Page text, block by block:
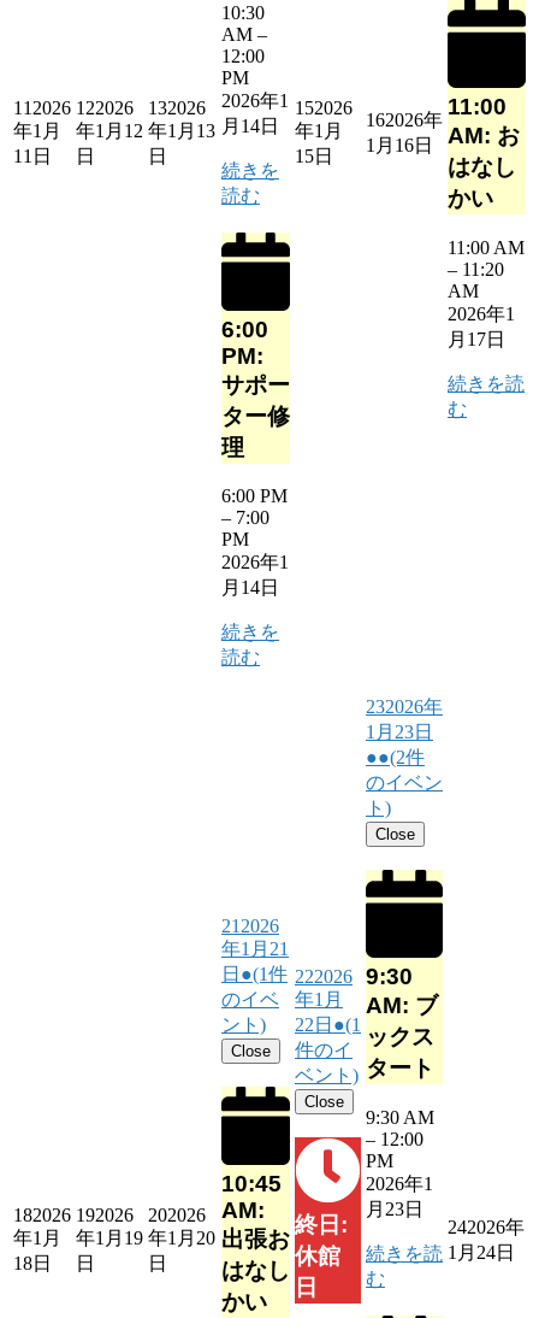
11 2026
年1月
11日
122026
年1月12
日
132026
年1月13
日
10:30
AM –
12:00
PM
2026年1
月14日
続きを
読む
6:00
PM:
サポー
ター修
理
6:00 PM
– 7:00
PM
2026年1
月14日
続きを
読む
152026
年1月
15日
162026年
1月16日
11:00
AM: お
はなし
かい
11:00 AM
– 11:20
AM
2026年1
月17日
続きを読
む
182026
年1月
18日
192026
年1月19
日
202026
年1月20
日
21 2026
年1月21
日 ●(1件
のイベ
ント)
Close
10:45
AM:
出張お
はなし
かい
222026
年1月
22日 ●(1
件のイ
ベント)
Close
終日:
休館
日
232026年
1月23日
●●(2件
のイベン
ト)
Close
9:30
AM: ブ
ックス
タート
9:30 AM
– 12:00
PM
2026年1
月23日
続きを読
む
242026年
1月24日